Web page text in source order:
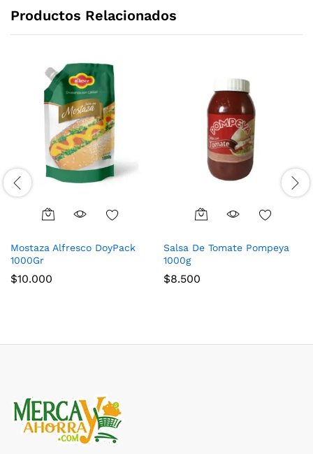
Productos Relacionados
Mostaza Alfresco DoyPack
1000Gr
$10.000
Salsa De Tomate Pompeya
1000g
$8.500